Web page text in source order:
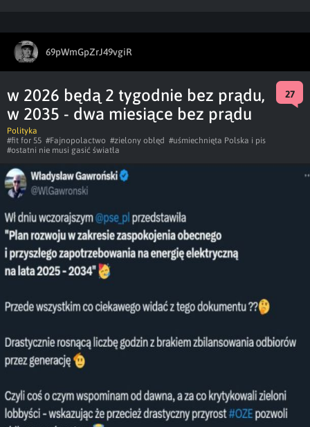
69pWmGpZrJ49vgiR
w 2026 będą 2 tygodnie bez prądu,
w 2035 - dwa miesiące bez prądu
27
Polityka
#fit for 55 #Fajnopolactwo #zielony obłęd #uśmiechnięta Polska i pis
#ostatni nie musi gasić światła